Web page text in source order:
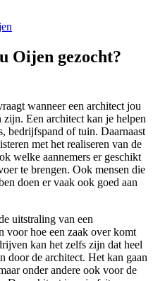
Oijen gezocht?
wanneer een architect jou
Een architect kan je helpen
bedrijfspand of tuin. Daarnaast
met het realiseren van de
welke aannemers er geschikt
te brengen. Ook mensen die
doen er vaak ook goed aan
uitstraling van een
voor hoe een zaak over komt
kan het zelfs zijn dat heel
door de architect. Het kan gaan
onder andere ook voor de